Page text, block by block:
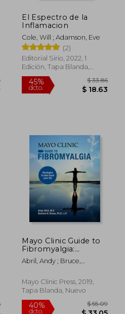
45%
El Espectro de la
Inflamacion
Cole, Will ; Adamson, Eve
(2)
Editorial Sirio, 2022, 1
Edición, Tapa Blanda,
Nuevo
Mayo Clinic Guide to
Fibromyalgia:
Strategies to Take
Back Your Life (en
Abril, Andy ; Bruce,
Mayo Clinic Press, 2019,
Tapa Blanda, Nuevo